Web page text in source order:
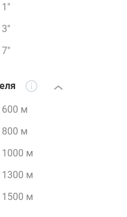
1"
3"
7"
600 м
800 м
1000 м
1300 м
1500 м